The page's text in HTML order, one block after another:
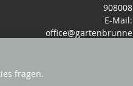
908008
E-Mail:
office@gartenbrunne
fragen.